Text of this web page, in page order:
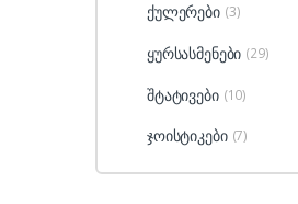
ქულერები (3)
ყურსასმენები (29)
შტატივები (10)
ჯოისტიკები (7)